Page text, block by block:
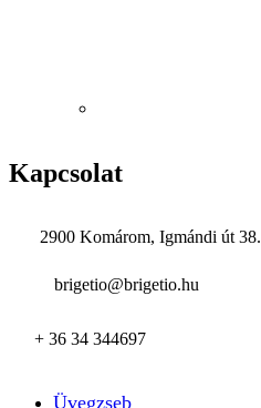
Kapcsolat
2900 Komárom, Igmándi út 38.
brigetio@brigetio.hu
+ 36 34 344697
Üvegzseb